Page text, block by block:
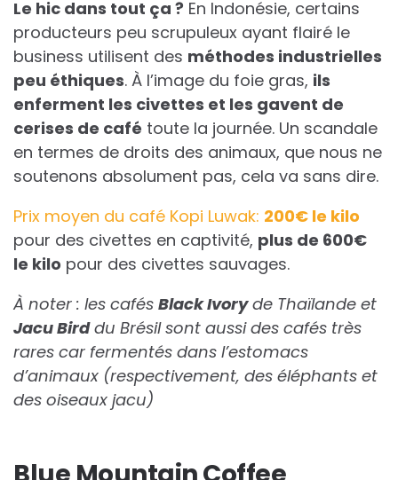
Le hic dans tout ça ? En Indonésie, certains
producteurs peu scrupuleux ayant flairé le
business utilisent des méthodes industrielles
peu éthiques. À l’image du foie gras, ils
enferment les civettes et les gavent de
cerises de café toute la journée. Un scandale
en termes de droits des animaux, que nous ne
soutenons absolument pas, cela va sans dire.
Prix moyen du café Kopi Luwak: 200€ le kilo
pour des civettes en captivité, plus de 600€
le kilo pour des civettes sauvages.
À noter : les cafés Black Ivoryde Thaïlande et
Jacu Birddu Brésil sont aussi des cafés très
rares car fermentés dans l’estomacs
d’animaux (respectivement, des éléphants et
des oiseaux jacu)